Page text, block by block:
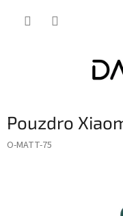
Pouzdro
O-MATT-75